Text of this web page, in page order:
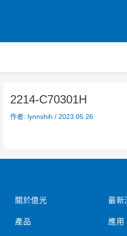
2214-C70301H
作者: lynnshih/ 2023.05.26
關於億光
產品
最新
應用